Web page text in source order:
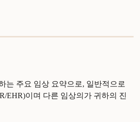
는 주요 임상 요약으로, 일반적으로
EHR)이며 다른 임상의가 귀하의 진